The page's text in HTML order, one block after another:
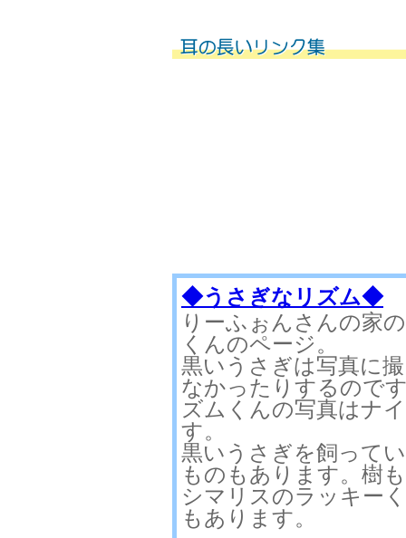
◆うさぎなリズム◆
りーふぉんさんの家
くんのページ。
黒いうさぎは写真に
なかったりするので
ズムくんの写真はナ
す。
黒いうさぎを飼って
ものもあります。樹
シマリスのラッキー
もあります。